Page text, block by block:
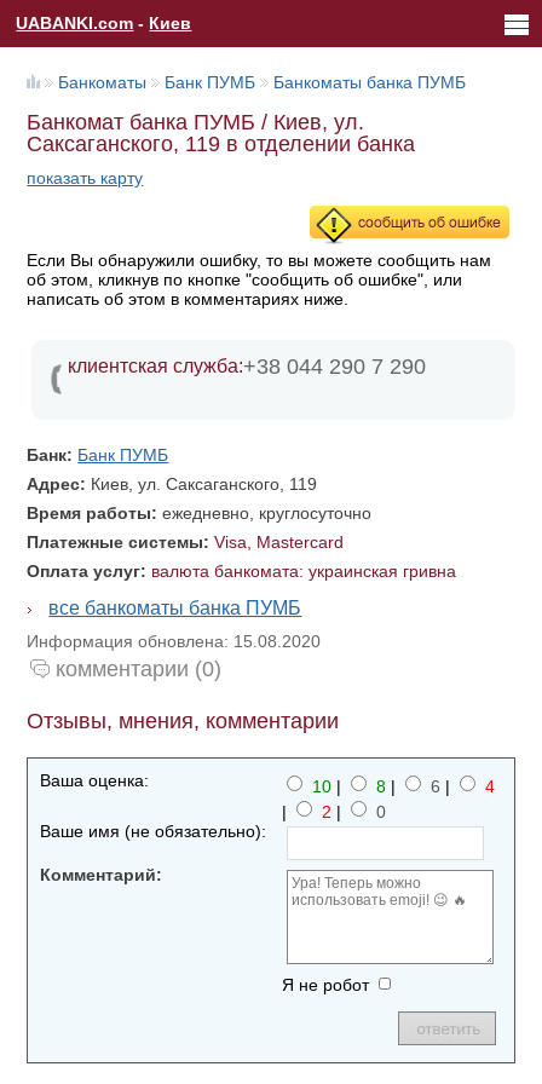
UABANKI.com - Киев
Банкоматы Банк ПУМБ Банкоматы банка ПУМБ
Банкомат банка ПУМБ / Киев, ул.
Саксаганского, 119 в отделении банка
показать карту
Если Вы обнаружили ошибку, то вы можете сообщить нам
об этом, кликнув по кнопке "сообщить об ошибке", или
написать об этом в комментариях ниже.
клиентская служба:+38 044 290 7 290
Банк: Банк ПУМБ
Адрес: Киев, ул. Саксаганского, 119
Время работы:ежедневно, круглосуточно
Платежные системы:Visa, Mastercard
Оплата услуг: валюта банкомата: украинская гривна
все банкоматы банка ПУМБ
Информация обновлена: 15.08.2020
комментарии (0)
Отзывы, мнения, комментарии
Ваша оценка: 10 | 8 | 6 |
4
|
2 |
0
Ваше имя (не обязательно):
Комментарий:
Я не робот